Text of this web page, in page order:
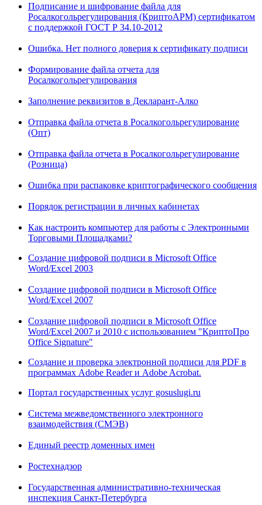
Подписание и шифрование файла для
Росалкогольрегулирования (КриптоАРМ) сертификатом
с поддержкой ГОСТ Р 34.10-2012
Ошибка. Нет полного доверия к сертификату подписи
Формирование файла отчета для
Росалкогольрегулирования
Заполнение реквизитов в Декларант-Алко
Отправка файла отчета в Росалкогольрегулирование
(Опт)
Отправка файла отчета в Росалкогольрегулирование
(Розница)
Ошибка при распаковке криптографического сообщения
Порядок регистрации в личных кабинетах
Как настроить компьютер для работы с Электронными
Торговыми Площадками?
Создание цифровой подписи в Microsoft Office
Word/Excel 2003
Создание цифровой подписи в Microsoft Office
Word/Excel 2007
Создание цифровой подписи в Microsoft Office
Word/Excel 2007 и 2010 с использованием "КриптоПро
Office Signature"
Cоздание и проверка электронной подписи для PDF в
программах Adobe Reader и Adobe Acrobat.
Портал государственных услуг gosuslugi.ru
Система межведомственного электронного
взаимодействия (СМЭВ)
Единый реестр доменных имен
Ростехнадзор
Государственная административно-техническая
инспекция Санкт-Петербурга